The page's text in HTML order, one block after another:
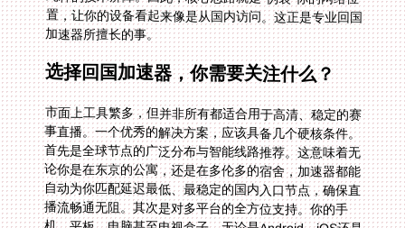
加速器所擅长的事。
选择回国加速器，你需要关注什么？
市面上工具繁多，但并非所有都适合用于高清、稳定的赛
事直播。一个优秀的解决方案，应该具备几个硬核条件。
首先是全球节点的广泛分布与智能线路推荐。这意味着无
论你是在东京的公寓，还是在多伦多的宿舍，加速器都能
自动为你匹配延迟最低、最稳定的国内入口节点，确保直
播流畅通无阻。其次是对多平台的全方位支持。你的手
机、平板、电脑甚至电视盒子，无论是Android、iOS还是
Windows、mac系统，都应该能轻松安装使用，并且支持